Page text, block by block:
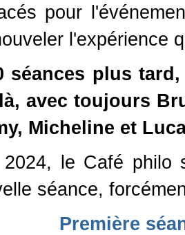
pour
l'expérience
séances plus
avec toujours
Micheline et
le Café philo
séance,
Première